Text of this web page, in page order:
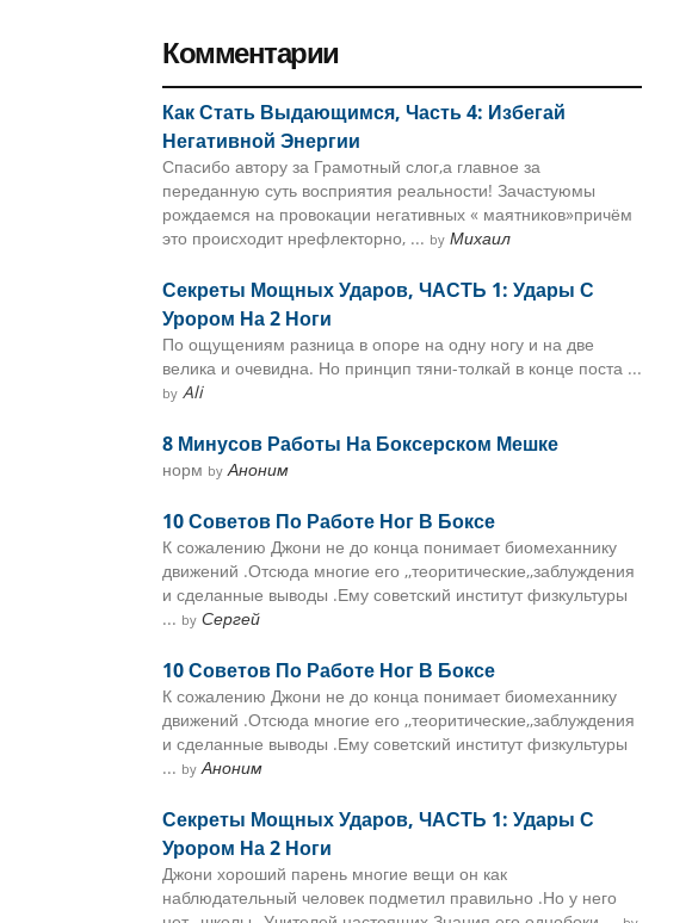
Комментарии
Как Стать Выдающимся, Часть 4: Избегай
Негативной Энергии
Спасибо автору за Грамотный слог,а главное за
переданную суть восприятия реальности! Зачастуюмы
рождаемся на провокации негативных « маятников»причём
это происходит нрефлекторно, ... by Михаил
Секреты Мощных Ударов, ЧАСТЬ 1: Удары С
Урором На 2 Ноги
По ощущениям разница в опоре на одну ногу и на две
велика и очевидна. Но принцип тяни-толкай в конце поста ...
by Ali
8 Минусов Работы На Боксерском Мешке
норм by Аноним
10 Советов По Работе Ног В Боксе
К сожалению Джони не до конца понимает биомеханнику
движений .Отсюда многие его ,,теоритические,,заблуждения
и сделанные выводы .Ему советский институт физкультуры
... by Сергей
10 Советов По Работе Ног В Боксе
К сожалению Джони не до конца понимает биомеханнику
движений .Отсюда многие его ,,теоритические,,заблуждения
и сделанные выводы .Ему советский институт физкультуры
... by Аноним
Секреты Мощных Ударов, ЧАСТЬ 1: Удары С
Урором На 2 Ноги
Джони хороший парень многие вещи он как
наблюдательный человек подметил правильно .Но у него